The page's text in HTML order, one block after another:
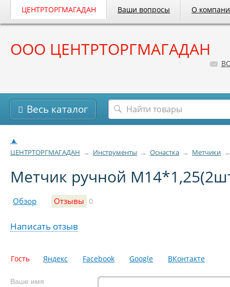
ЦЕНТРТОРГМАГАДАН Ваши вопросы О
ООО ЦЕНТРТОРГМАГАДАН
Весь каталог
▲
ЦЕНТРТОРГМАГАДАН → Инструменты → Оснастка → Метчики →
Метчик ручной
Обзор Отзывы 0
Написать отзыв
Гость Яндекс Facebook Google ВКонтакте
Ваше имя